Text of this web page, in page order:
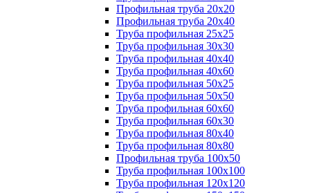
Профильная труба 20х20
Профильная труба 20х40
Труба профильная 25х25
Труба профильная 30x30
Труба профильная 40х40
Труба профильная 40х60
Труба профильная 50х25
Труба профильная 50х50
Труба профильная 60x60
Труба профильная 60х30
Труба профильная 80х40
Труба профильная 80х80
Профильная труба 100х50
Труба профильная 100х100
Труба профильная 120х120